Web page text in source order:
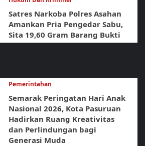
Satres Narkoba Polres Asahan
Amankan Pria Pengedar Sabu,
Sita 19,60 Gram Barang Bukti
Pemerintahan
Semarak Peringatan Hari Anak
Nasional 2026, Kota Pasuruan
Hadirkan Ruang Kreativitas
dan Perlindungan bagi
Generasi Muda